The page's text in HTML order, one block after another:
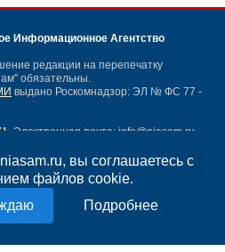
вы соглашаетесь с
файлов cookie.
Подробнее
Информационное Агентство
редакции на перепечатку
обязательны.
выдано Роскомнадзор: ЭЛ № ФС 77 -
Электронная почта: info@niasam.ru